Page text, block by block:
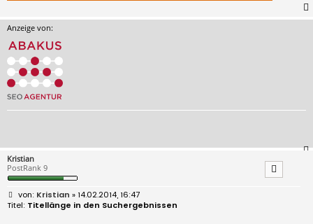
Anzeige von:
Kristian
PostRank 9
B
e
Kristian » 14.02.2014, 16:47
Titellänge in den Suchergebnissen